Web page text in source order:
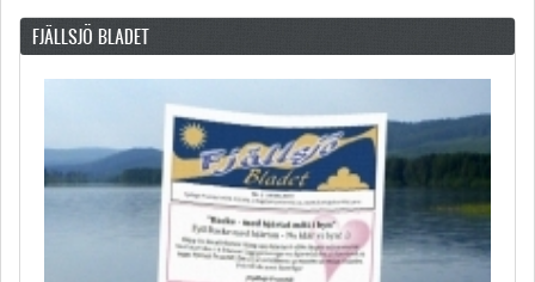
FJÄLLSJÖ BLADET